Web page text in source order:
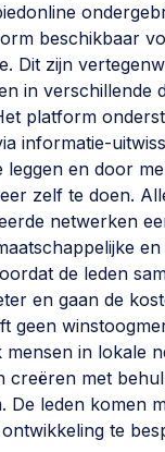
maatschappelijk
>
starten,
verbinden
en ABCD,
contact
ABCD,
beschikbaar
Dit zijn
in verschillende
platform
informatie-
leggen en door
zelf te doen.
netwerken
de leden
en gaan de
geen
mensen in lokale
creëren met
De leden komen
te